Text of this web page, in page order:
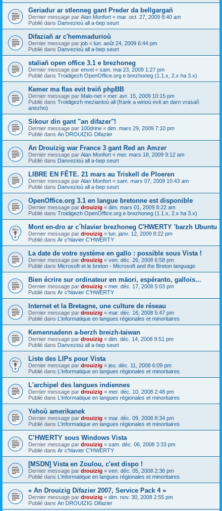
Geriadur ar stlenneg gant Preder da bellgargañ
Dernier message par Alan Monfort « mar. oct. 27, 2009 8:40 am
Publié dans Danvezioù all a-bep seurt
Difaziañ ar c'hemmadurioù
Dernier message par job « lun. août 24, 2009 6:44 pm
Publié dans Danvezioù all a-bep seurt
staliañ open office 3.1 e brezhoneg
Dernier message par envel « sam. mai 23, 2009 1:27 pm
Publié dans Troidigezh OpenOffice.org e brezhoneg (1.1.x, 2.x ha 3.x)
Kemer ma flas evit treiñ phpBB
Dernier message par Malo-net « mer. avr. 15, 2009 10:15 pm
Publié dans Troidigezh meziantoù all (frank a wirioù evit an darn vrasañ
anezho)
Sikour din gant "an difazer"!
Dernier message par 100drine « dim. mars 29, 2009 7:10 pm
Publié dans An DROUIZIG Difazier
An Drouizig war France 3 gant Red an Amzer
Dernier message par Alan Monfort « mer. mars 18, 2009 9:12 am
Publié dans Danvezioù all a-bep seurt
LIBRE EN FÊTE. 21 mars au Triskell de Ploeren
Dernier message par Alan Monfort « sam. mars 07, 2009 10:43 am
Publié dans Danvezioù all a-bep seurt
OpenOffice.org 3.1 en langue bretonne est disponible
Dernier message par drouizig « dim. mars 01, 2009 8:22 am
Publié dans Troidigezh OpenOffice.org e brezhoneg (1.1.x, 2.x ha 3.x)
Mont en-dro ar c´hlavier brezhoneg C'HWERTY 'barzh Ubuntu
Dernier message par drouizig « lun. janv. 12, 2009 8:22 pm
Publié dans Ar c'hlavier C'HWERTY
La date de votre système en gallo : possible sous Vista !
Dernier message par drouizig « ven. déc. 26, 2008 6:58 pm
Publié dans Microsoft et le breton - Microsoft and the Breton language
Bien écrire sur ordinateur en māori, espéranto, gallois...
Dernier message par drouizig « mer. déc. 17, 2008 5:03 pm
Publié dans Ar c'hlavier C'HWERTY
Internet et la Bretagne, une culture de réseau
Dernier message par drouizig « mar. déc. 16, 2008 5:47 pm
Publié dans L'informatique en langues régionales et minoritaires
Kemennadenn a-berzh breizh-taiwan
Dernier message par drouizig « dim. déc. 14, 2008 9:51 pm
Publié dans Danvezioù all a-bep seurt
Liste des LIPs pour Vista
Dernier message par drouizig « jeu. déc. 11, 2008 6:09 pm
Publié dans L'informatique en langues régionales et minoritaires
L'archipel des langues indiennes
Dernier message par drouizig « mer. déc. 10, 2008 2:48 pm
Publié dans L'informatique en langues régionales et minoritaires
Yehoù amerikanek
Dernier message par drouizig « mar. déc. 09, 2008 8:34 pm
Publié dans L'informatique en langues régionales et minoritaires
C’HWERTY sous Windows Vista
Dernier message par drouizig « sam. déc. 06, 2008 3:33 pm
Publié dans Ar c'hlavier C'HWERTY
[MSDN] Vista en Zoulou, c'est dispo !
Dernier message par drouizig « ven. déc. 05, 2008 2:36 pm
Publié dans L'informatique en langues régionales et minoritaires
« An Drouizig Difazier 2007, Service Pack 4 »
Dernier message par drouizig « dim. nov. 30, 2008 2:55 pm
Publié dans An DROUIZIG Difazier